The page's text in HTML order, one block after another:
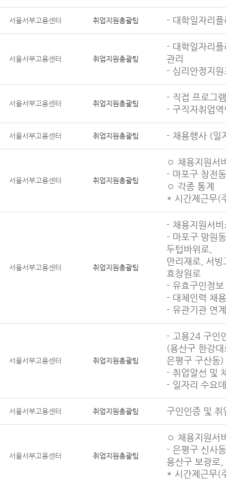
서울서부고용센터 취업지원총괄팀 - 대학일자리
서울서부고용센터 취업지원총괄팀
- 대학일자리
관리
- 심리안정지
서울서부고용센터 취업지원총괄팀
- 직접 프로그
- 구직자취업
서울서부고용센터 취업지원총괄팀 - 채용행사 (일
서울서부고용센터 취업지원총괄팀
◦ 채용지원서
- 마포구 창전
◦ 각종 통계
* 시간제근무
서울서부고용센터 취업지원총괄팀
- 채용지원서
- 마포구 망원
두텁바위로,
만리재로, 서
효창원로
- 유효구인정
- 대체인력 채
- 유관기관 연
서울서부고용센터 취업지원총괄팀
- 고용24 구인
(용산구 한강
은평구 구산동)
- 취업알선 및
- 일자리 수요
서울서부고용센터 취업지원총괄팀 구인인증 및 취
서울서부고용센터 취업지원총괄팀
◦ 채용지원서
- 은평구 신사
용산구 보광로
* 시간제근무